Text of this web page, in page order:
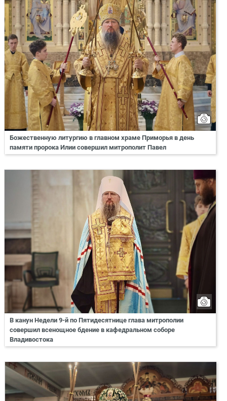
Божественную литургию в главном храме Приморья в день
памяти пророка Илии совершил митрополит Павел
В канун Недели 9-й по Пятидесятнице глава митрополии
совершил всенощное бдение в кафедральном соборе
Владивостока